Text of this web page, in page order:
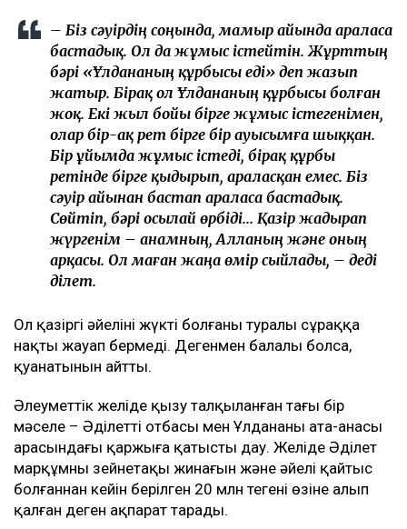
– Біз сәуірдің соңында, мамыр айында араласа
бастадық. Ол да жұмыс істейтін. Жұрттың
бәрі «Ұлдананың құрбысы еді» деп жазып
жатыр. Бірақ ол Ұлдананың құрбысы болған
жоқ. Екі жыл бойы бірге жұмыс істегенімен,
олар бір-ақ рет бірге бір ауысымға шыққан.
Бір ұйымда жұмыс істеді, бірақ құрбы
ретінде бірге қыдырып, араласқан емес. Біз
сәуір айынан бастап араласа бастадық.
Сөйтіп, бәрі осылай өрбіді... Қазір жадырап
жүргенім – анамның, Алланың және оның
арқасы. Ол маған жаңа өмір сыйлады, – деді
Әділет.
Ол қазіргі әйелінің жүкті болғаны туралы сұраққа
нақты жауап бермеді. Дегенмен балалы болса,
қуанатынын айтты.
Әлеуметтік желіде қызу талқыланған тағы бір
мәселе – Әділеттің отбасы мен Ұлдананың ата-анасы
арасындағы қаржыға қатысты дау. Желіде Әділет
марқұмның зейнетақы жинағын және әйелі қайтыс
болғаннан кейін берілген 20 млн теңгені өзіне алып
қалған деген ақпарат тарады.